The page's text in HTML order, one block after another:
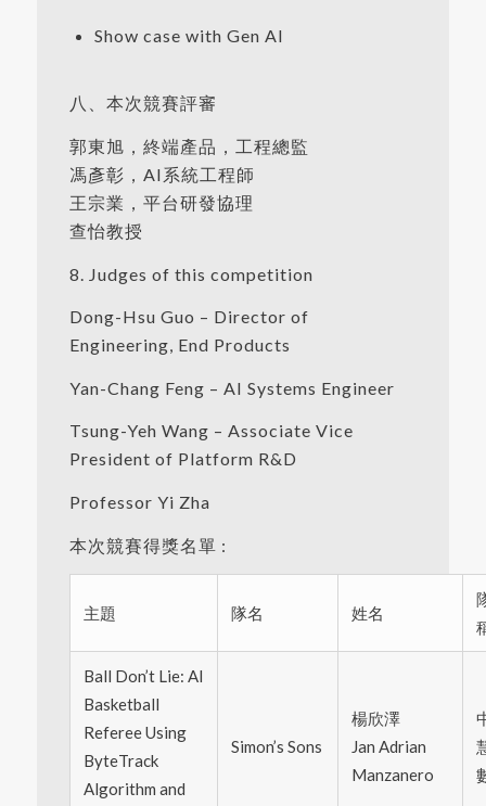
Show case with Gen AI
八、本次競賽評審
郭東旭，終端產品，工程總監
馮彥彰，AI系統工程師
王宗業，平台研發協理
查怡教授
8. Judges of this competition
Dong-Hsu Guo – Director of
Engineering, End Products
Yan-Chang Feng – AI Systems Engineer
Tsung-Yeh Wang – Associate Vice
President of Platform R&D
Professor Yi Zha
本次競賽得獎名單 :
主題 隊名 姓名
Ball Don’t Lie: AI
Basketball
Referee Using
ByteTrack
Algorithm and
Simon’s Sons
楊欣澤
Jan Adrian
Manzanero